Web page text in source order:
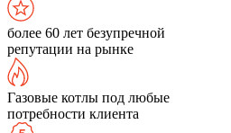
более 60 лет безупречной
репутации на рынке
Газовые котлы под любые
потребности клиента